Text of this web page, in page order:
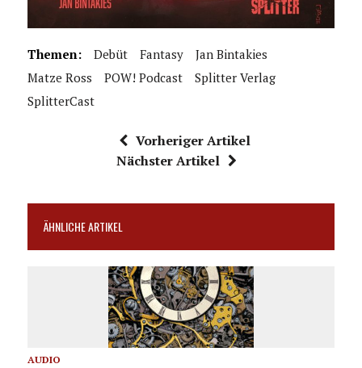
Themen: Debüt Fantasy
Jan Bintakies
Matze Ross
POW! Podcast
Splitter Verlag
SplitterCast
Vorheriger Artikel
Nächster Artikel
ÄHNLICHE ARTIKEL
AUDIO